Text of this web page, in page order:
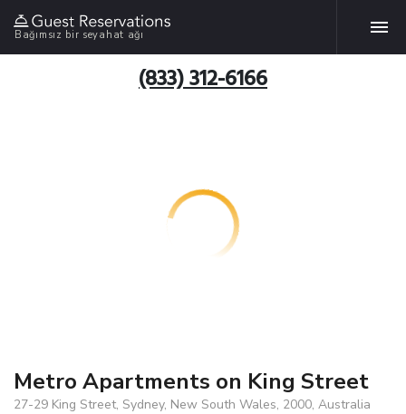
Bağımsız bir seyahat ağı
(833) 312-6166
Metro Apartments on King Street
27-29 King Street, Sydney, New South Wales, 2000, Australia